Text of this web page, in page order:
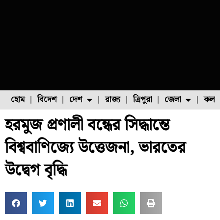
হোম বিদেশ দেশ
ফুল চাষ ফল চাষ মাছ চাষ
রাজ্য ত্রিপুরা জেলা
হরমুজ প্রণালী বন্ধের সিদ্ধান্তে
বিশ্ববাণিজ্যে উত্তেজনা, ভারতের
উদ্বেগ বৃদ্ধি